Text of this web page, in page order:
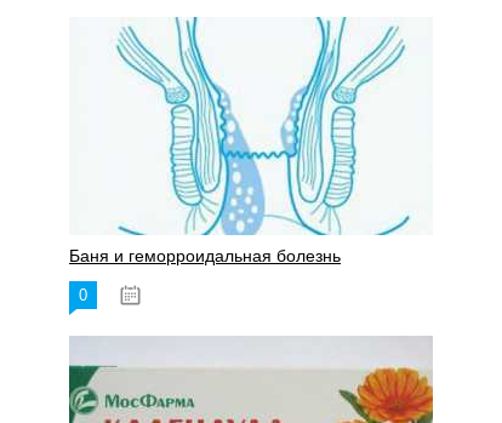
Баня и геморроидальная болезнь
0